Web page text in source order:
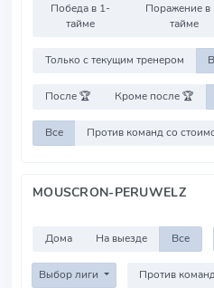
Победа в 1-
тайме
Поражение в
тайме
Только с текущим тренером
После 🏆 Кроме после 🏆
Все
MOUSCRON-PERUWELZ
Дома На выезде Все
Выбор лиги